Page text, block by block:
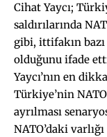
Cihat Yaycı;
saldırılarında
gibi, ittifakın
olduğunu ifade
Yaycı’nın en
Türkiye’nin
ayrılması
NATO’daki